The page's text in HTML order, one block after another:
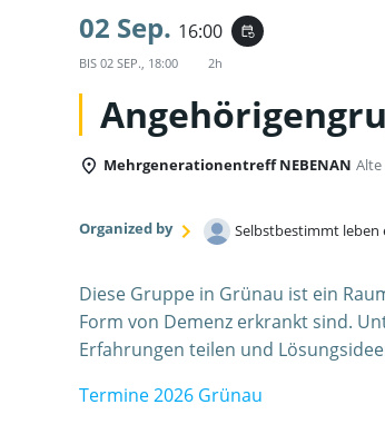
02 Sep. 16:00 event_repeat
BIS 02 SEP., 18:00 2h
Mehrgenerationentreff NEBENAN Alte
Organized by Selbstbestimmt leben
Diese Gruppe in Grünau ist ein
Form von Demenz erkrankt sind.
Erfahrungen teilen und
Termine 2026 Grünau